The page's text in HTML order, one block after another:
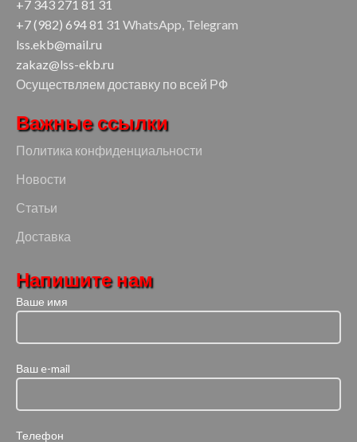
+7 343 271 81 31
+7 (982) 694 81 31 WhatsApp, Telegram
lss.ekb@mail.ru
zakaz@lss-ekb.ru
Осуществляем доставку по всей РФ
Важные ссылки
Политика конфиденциальности
Новости
Статьи
Доставка
Напишите нам
Ваше имя
Ваш e-mail
Телефон